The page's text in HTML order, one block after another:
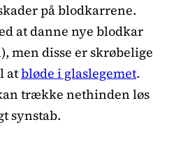
på blodkarrene.
at danne nye blodkar
men disse er skrøbelige
atbløde i glaslegemet.
trække nethinden løs
synstab.